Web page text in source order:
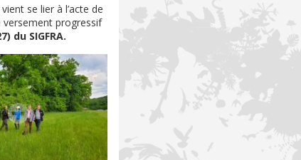
se lier à l’acte de
versement progressif
du SIGFRA.